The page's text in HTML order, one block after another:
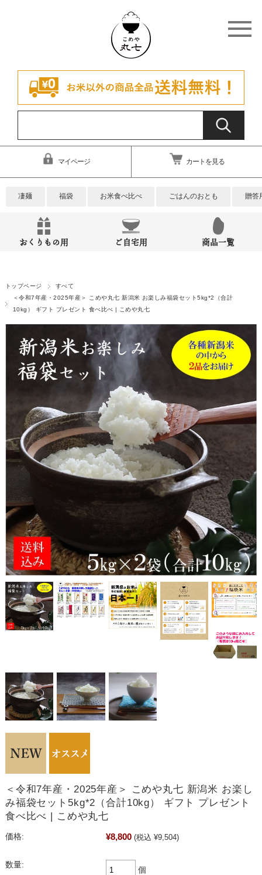
マイページ カートを見る
凄麺 福袋 お米食べ比べ ごはんのおとも 贈答
おくりもの用 ご自宅用 商品一覧
トップページ
すべて
＜令和7年産・2025年産＞ こめや丸七 新潟米 お楽しみ福袋セット5kg*2（合計
10kg） ギフト プレゼント 食べ比べ | こめや丸七
＜令和7年産・2025年産＞ こめや丸七 新潟米 お楽し
み福袋セット5kg*2（合計10kg） ギフト プレゼント
食べ比べ | こめや丸七
価格: ¥8,800 (税込 ¥9,504)
数量:
個